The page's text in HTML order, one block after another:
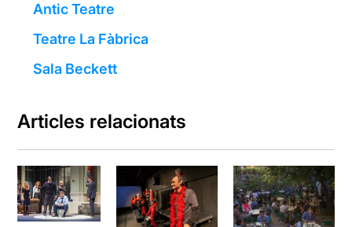
Antic Teatre
Teatre La Fàbrica
Sala Beckett
Articles relacionats